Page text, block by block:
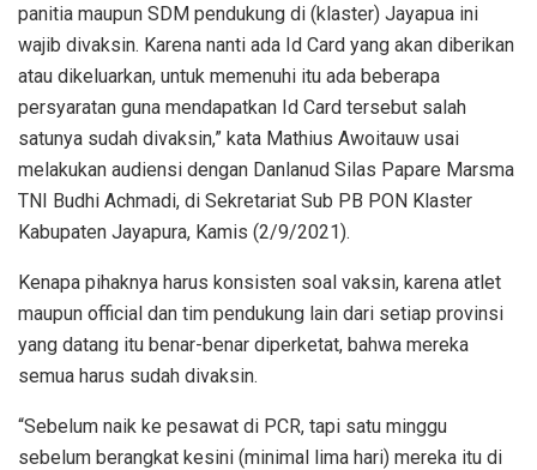
panitia maupun SDM pendukung di (klaster) Jayapua ini
wajib divaksin. Karena nanti ada Id Card yang akan diberikan
atau dikeluarkan, untuk memenuhi itu ada beberapa
persyaratan guna mendapatkan Id Card tersebut salah
satunya sudah divaksin,” kata Mathius Awoitauw usai
melakukan audiensi dengan Danlanud Silas Papare Marsma
TNI Budhi Achmadi, di Sekretariat Sub PB PON Klaster
Kabupaten Jayapura, Kamis (2/9/2021).
Kenapa pihaknya harus konsisten soal vaksin, karena atlet
maupun official dan tim pendukung lain dari setiap provinsi
yang datang itu benar-benar diperketat, bahwa mereka
semua harus sudah divaksin.
“Sebelum naik ke pesawat di PCR, tapi satu minggu
sebelum berangkat kesini (minimal lima hari) mereka itu di